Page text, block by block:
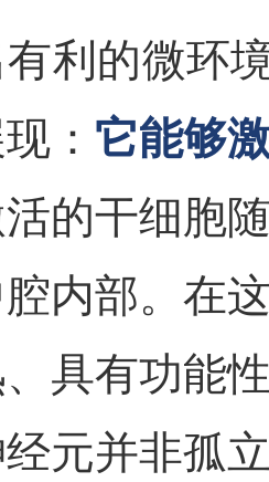
利的微环
： 它能够
的干细胞
内部。在
具有功能
元并非孤